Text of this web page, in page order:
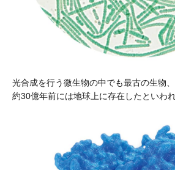
光合成を行う微生物の中でも最古の生物、
約30億年前には地球上に存在したといわれ